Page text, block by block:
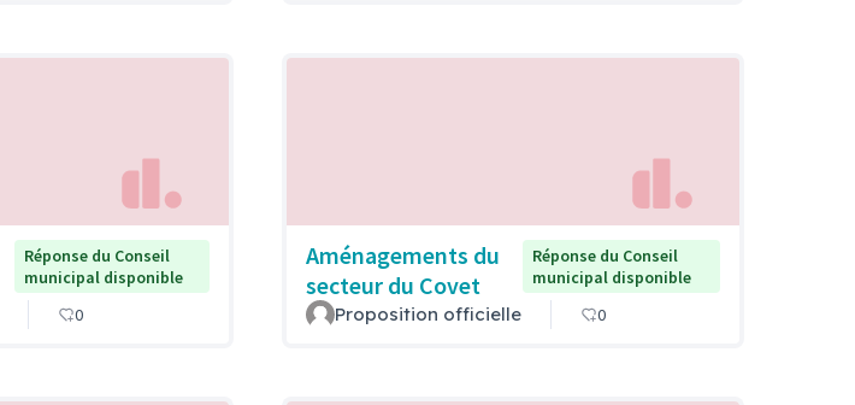
Réponse du Conseil
municipal disponible
0
Aménagements du
secteur du Covet
Réponse du Conseil
municipal disponible
Proposition officielle 0